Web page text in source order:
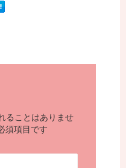
ることはありませ
須項目です